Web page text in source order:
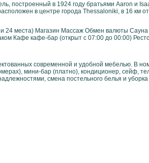
построенный в 1924 году братьями Aaron и
в центре города Thessaloniki, в 16 км
24 места) Магазин Массаж Обмен валюты
Кафе кафе-бар (открыт с 07:00 до 00:00)
современной и удобной мебелью. В
мини-бар (платно), кондиционер, сейф,
смена постельного белья и